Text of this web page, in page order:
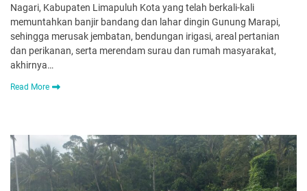
Nagari, Kabupaten Limapuluh Kota yang telah berkali-kali
memuntahkan banjir bandang dan lahar dingin Gunung Marapi,
sehingga merusak jembatan, bendungan irigasi, areal pertanian
dan perikanan, serta merendam surau dan rumah masyarakat,
akhirnya…
Read More